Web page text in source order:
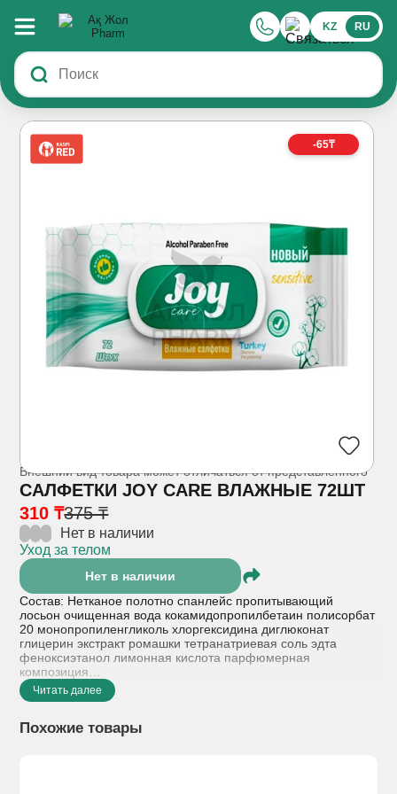
KZ RU
-65₸
Внешний вид товара может отличаться от представленного
САЛФЕТКИ JOY CARE ВЛАЖНЫЕ 72ШТ
310 ₸375 ₸
Нет в наличии
Уход за телом
Нет в наличии
Состав: Нетканое полотно спанлейс пропитывающий
лосьон очищенная вода кокамидопропилбетаин полисорбат
20 монопропиленгликоль хлоргексидина диглюконат
глицерин экстракт ромашки тетранатриевая соль эдта
феноксиэтанол лимонная кислота парфюмерная
композиция
Показания к применению: Гигиенический уход за кожей
при смене подгузника а также для удаления загрязнений в
Читать далее
Похожие товары